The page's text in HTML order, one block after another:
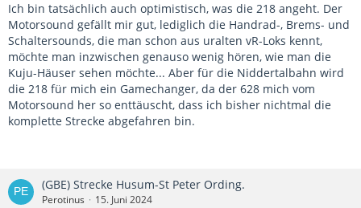
Ich bin tatsächlich auch optimistisch, was die 218 angeht. Der
Motorsound gefällt mir gut, lediglich die Handrad-, Brems- und
Schaltersounds, die man schon aus uralten vR-Loks kennt,
möchte man inzwischen genauso wenig hören, wie man die
Kuju-Häuser sehen möchte... Aber für die Niddertalbahn wird
die 218 für mich ein Gamechanger, da der 628 mich vom
Motorsound her so enttäuscht, dass ich bisher nichtmal die
komplette Strecke abgefahren bin.
(GBE) Strecke Husum-St Peter Ording.
Perotinus 15. Juni 2024